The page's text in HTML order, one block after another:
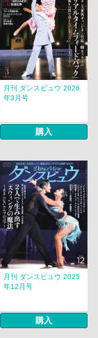
月刊 ダンスビュウ 2026
年3月号
購入
月刊 ダンスビュウ 2025
年12月号
購入